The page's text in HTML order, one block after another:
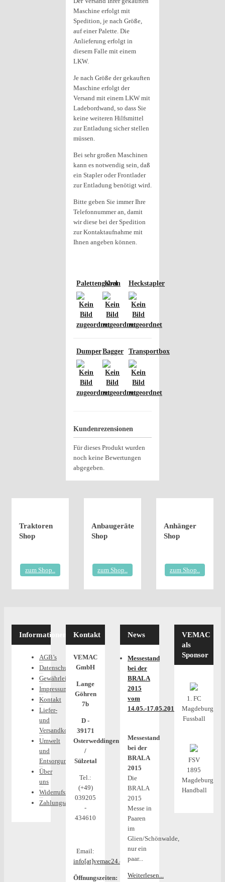
Maschine erfolgt mit
Spedition, je nach Größe,
auf einer Palette. Die
Anlieferung erfolgt in
diesem Falle mit einem
LKW.
Je nach Größe der gekauften
Maschine erfolgt der
Versand mit einem LKW mit
Ladebordwand, so dass Sie
keine weiteren Hilfsmittel
zur Entladung sicher stellen
müssen.
Bei sehr großen Maschinen
kann es notwendig sein, daß
ein Stapler oder Frontlader
zur Entladung benötigt wird.
Bitte geben Sie immer Ihre
Telefonnummer an, damit
wir diese bei der Spedition
zur Kontaktaufnahme mit
Ihnen angeben können.
Palettengabel
Kran Heckstapler
DumperBagger Transportbox
Kundenrezensionen
Für dieses Produkt wurden
noch keine Bewertungen
abgegeben.
Traktoren
Shop
zum Shop..
Anbaugeräte
Shop
zum Shop..
Anhänger
Shop
zum Shop..
Informationen
AGB’s
Datenschutz
Gewährleistung
Impressum
Kontakt
Liefer-
und
Versandkosten
Umwelt
und
Entsorgung
Über
uns
Widerrufsrecht
Zahlungsarten
Kontakt
VEMAC
GmbH
Lange
Göhren
7b
D -
39171
Osterweddingen
/
Sülzetal
Tel.:
(+49)
039205
-
434610
Email:
info[at]vemac24.com
Öffnungszeiten:
News
Messestand
bei der
BRALA
2015
vom
14.05.-17.05.2015
Messestand
bei der
BRALA
2015
Die
BRALA
2015
Messe in
Paaren
im
Glien/Schönwalde,
nur ein
paar...
Weiterlesen...
VEMAC
als
Sponsor
1. FC
Magdeburg
Fussball
FSV
1895
Magdeburg
Handball